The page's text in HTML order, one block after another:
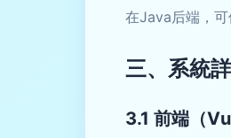
在Java后端，可
三、系統
3.1 前端（